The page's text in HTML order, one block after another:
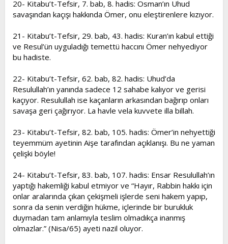
20- Kitabu’t-Tefsir, 7. bab, 8. hadis: Osman’ın Uhud
savaşından kaçışı hakkında Ömer, onu eleştirenlere kızıyor.
21- Kitabu’t-Tefsir, 29. bab, 43. hadis: Kuran’ın kabul ettiği
ve Resul’ün uyguladığı temettü haccını Ömer nehyediyor
bu hadiste.
22- Kitabu’t-Tefsir, 62. bab, 82. hadis: Uhud’da
Resulullah’ın yanında sadece 12 sahabe kalıyor ve gerisi
kaçıyor. Resulullah ise kaçanların arkasından bağırıp onları
savaşa geri çağırıyor. La havle vela kuvvete illa billah.
23- Kitabu’t-Tefsir, 82. bab, 105. hadis: Ömer’in nehyettiği
teyemmüm ayetinin Aişe tarafından açıklanışı. Bu ne yaman
çelişki böyle!
24- Kitabu’t-Tefsir, 83. bab, 107. hadis: Ensar Resulullah’ın
yaptığı hakemliği kabul etmiyor ve “Hayır, Rabbin hakkı için
onlar aralarında çıkan çekişmeli işlerde seni hakem yapıp,
sonra da senin verdiğin hükme, içlerinde bir burukluk
duymadan tam anlamıyla teslim olmadıkça inanmış
olmazlar.” (Nisa/65) ayeti nazil oluyor.